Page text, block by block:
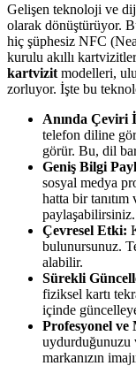
Gelişen teknoloji ve
olarak dönüştürüyor.
hiç şüphesiz NFC
kurulu akıllı
kartvizit modelleri,
zorluyor. İşte bu
Anında Çeviri
telefon diline
görür. Bu, dil
Geniş Bilgi
sosyal medya
hatta bir
paylaşabilirsiniz.
Çevresel Etki:
bulunursunuz.
alabilir.
Sürekli
fiziksel kartı
içinde
Profesyonel
uydurduğunuzu
markanızın